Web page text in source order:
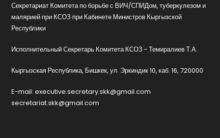
Секретариат Комитета по борьбе с ВИЧ/СПИДом, туберкулезом и
малярией при КСОЗ при Кабинете Министров Кыргызской
Республики
Исполнительный Секретарь Комитета КСОЗ - Темиралиев Т.А.
Кыргызская Республика, Бишкек, ул. Эркиндик 10, каб. 16, 720000
E-mail: executive.secretary.skk@gmail.com
secretariat.skk@gmail.com